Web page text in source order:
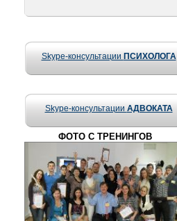
Skype-консультации ПСИХОЛОГА
Skype-консультации АДВОКАТА
ФОТО С ТРЕНИНГОВ